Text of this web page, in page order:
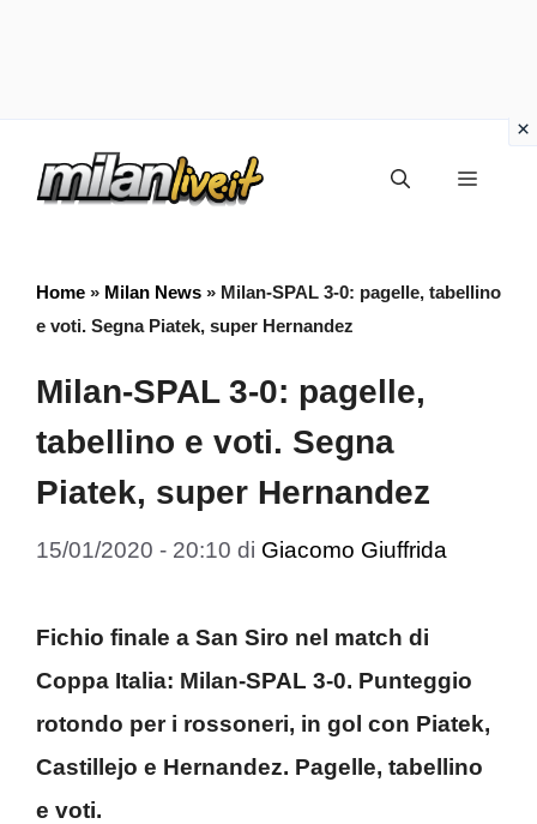
Menu
Home » Milan News » Milan-SPAL 3-0: pagelle, tabellino
e voti. Segna Piatek, super Hernandez
Milan-SPAL 3-0: pagelle,
tabellino e voti. Segna
Piatek, super Hernandez
15/01/2020 - 20:10 di Giacomo Giuffrida
Fichio finale a San Siro nel match di
Coppa Italia: Milan-SPAL 3-0. Punteggio
rotondo per i rossoneri, in gol con Piatek,
Castillejo e Hernandez. Pagelle, tabellino
e voti.